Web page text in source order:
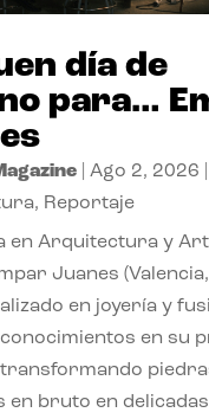
día de
para…
| Ago 2, 2026
, Reportaje
en Arquitectura y
Juanes
en joyería y
en su
en bruto en